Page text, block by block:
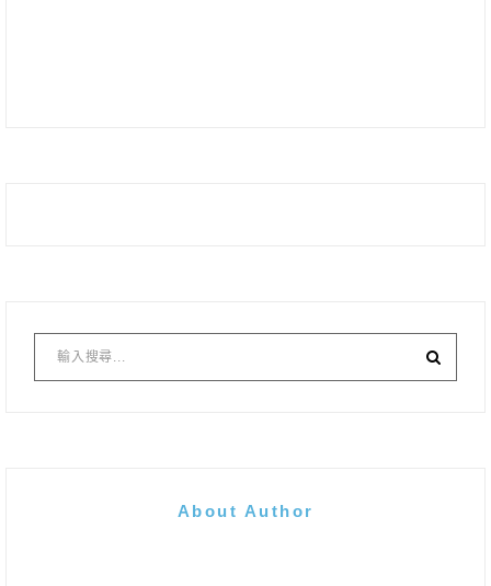
About Author